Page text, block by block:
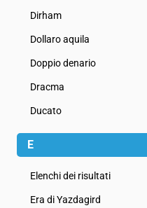
Dirham
Dollaro aquila
Doppio denario
Dracma
Ducato
E
Elenchi dei risultati
Era di Yazdagird